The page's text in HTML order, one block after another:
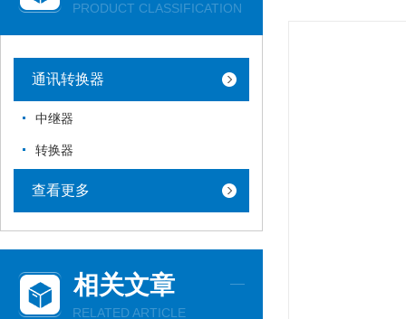
PRODUCT CLASSIFICATION
通讯转换器
中继器
转换器
查看更多
相关文章
RELATED ARTICLE